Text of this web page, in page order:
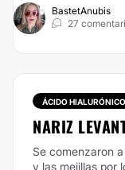
BastetAnubis
27
ÁCIDO HIALURÓNICO
NARIZ
Se comenzaron
y las mejillas por